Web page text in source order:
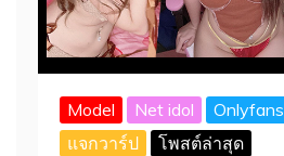
Model Net idol Onlyfans
แจกวาร์ป
โพสต์ล่าสุด